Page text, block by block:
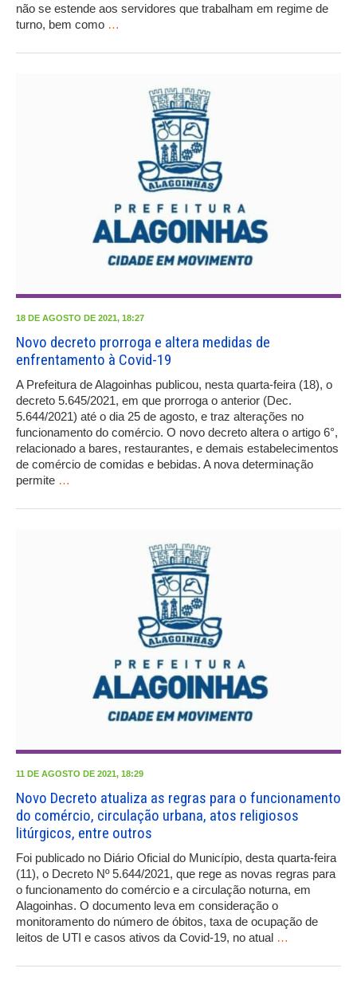
não se estende aos servidores que trabalham em regime de
turno, bem como …
18 DE AGOSTO DE 2021, 18:27
Novo decreto prorroga e altera medidas de
enfrentamento à Covid-19
A Prefeitura de Alagoinhas publicou, nesta quarta-feira (18), o
decreto 5.645/2021, em que prorroga o anterior (Dec.
5.644/2021) até o dia 25 de agosto, e traz alterações no
funcionamento do comércio. O novo decreto altera o artigo 6°,
relacionado a bares, restaurantes, e demais estabelecimentos
de comércio de comidas e bebidas. A nova determinação
permite …
11 DE AGOSTO DE 2021, 18:29
Novo Decreto atualiza as regras para o funcionamento
do comércio, circulação urbana, atos religiosos
litúrgicos, entre outros
Foi publicado no Diário Oficial do Município, desta quarta-feira
(11), o Decreto Nº 5.644/2021, que rege as novas regras para
o funcionamento do comércio e a circulação noturna, em
Alagoinhas. O documento leva em consideração o
monitoramento do número de óbitos, taxa de ocupação de
leitos de UTI e casos ativos da Covid-19, no atual …